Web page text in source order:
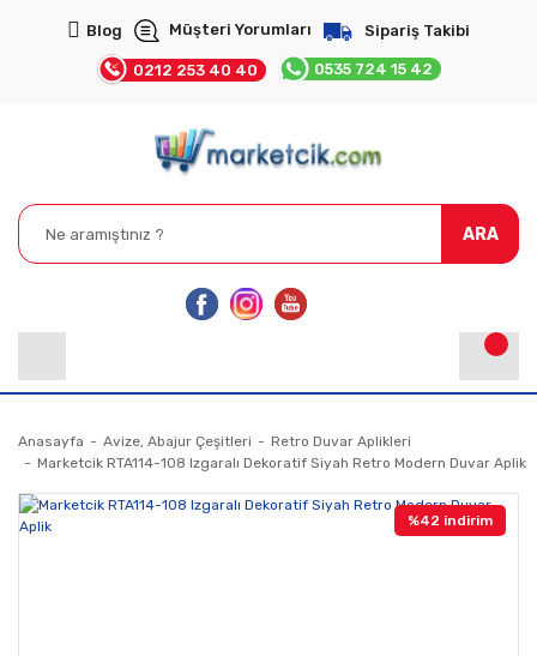
Blog Müşteri Yorumları Sipariş Takibi
0212 253 40 40 0535 724 15 42
ARA
Anasayfa Avize, Abajur Çeşitleri
Retro Duvar Aplikleri
Marketcik RTA114-108 Izgaralı Dekoratif Siyah Retro Modern Duvar Aplik
%42 indirim